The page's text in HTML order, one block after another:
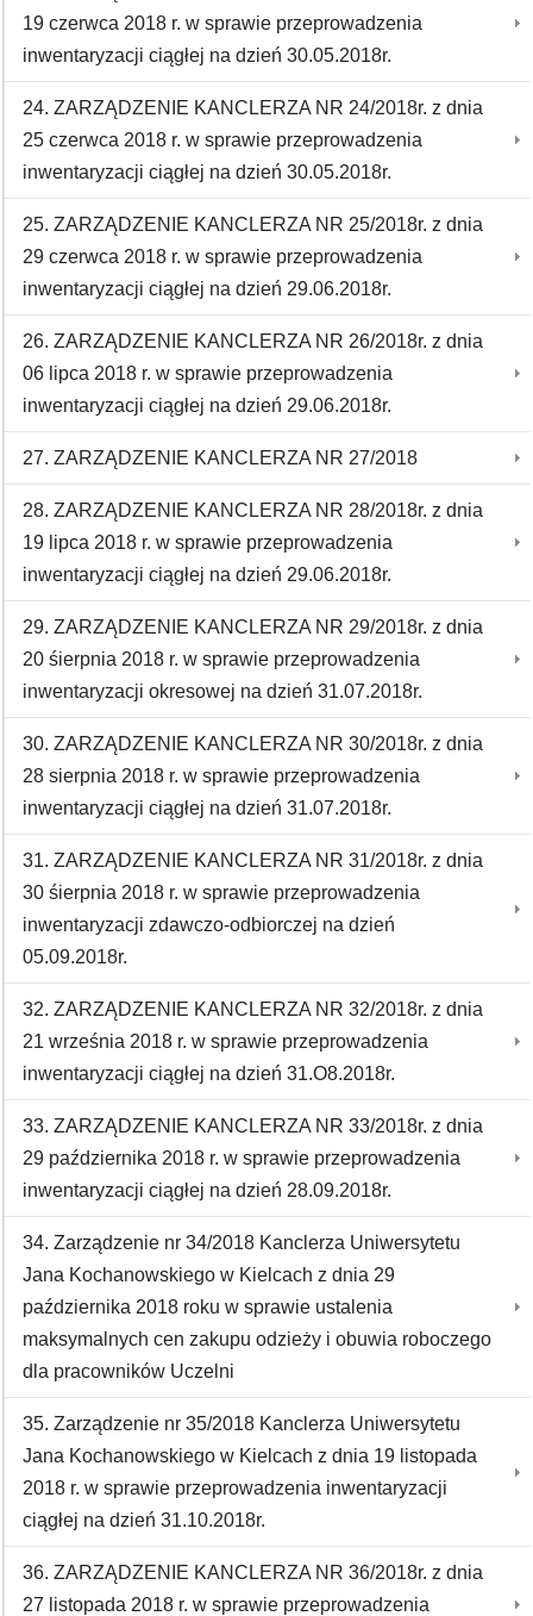
19 czerwca 2018 r. w sprawie przeprowadzenia
inwentaryzacji ciągłej na dzień 30.05.2018r.
24. ZARZĄDZENIE KANCLERZA NR 24/2018r. z dnia
25 czerwca 2018 r. w sprawie przeprowadzenia
inwentaryzacji ciągłej na dzień 30.05.2018r.
25. ZARZĄDZENIE KANCLERZA NR 25/2018r. z dnia
29 czerwca 2018 r. w sprawie przeprowadzenia
inwentaryzacji ciągłej na dzień 29.06.2018r.
26. ZARZĄDZENIE KANCLERZA NR 26/2018r. z dnia
06 lipca 2018 r. w sprawie przeprowadzenia
inwentaryzacji ciągłej na dzień 29.06.2018r.
27. ZARZĄDZENIE KANCLERZA NR 27/2018
28. ZARZĄDZENIE KANCLERZA NR 28/2018r. z dnia
19 lipca 2018 r. w sprawie przeprowadzenia
inwentaryzacji ciągłej na dzień 29.06.2018r.
29. ZARZĄDZENIE KANCLERZA NR 29/2018r. z dnia
20 śierpnia 2018 r. w sprawie przeprowadzenia
inwentaryzacji okresowej na dzień 31.07.2018r.
30. ZARZĄDZENIE KANCLERZA NR 30/2018r. z dnia
28 sierpnia 2018 r. w sprawie przeprowadzenia
inwentaryzacji ciągłej na dzień 31.07.2018r.
31. ZARZĄDZENIE KANCLERZA NR 31/2018r. z dnia
30 śierpnia 2018 r. w sprawie przeprowadzenia
inwentaryzacji zdawczo-odbiorczej na dzień
05.09.2018r.
32. ZARZĄDZENIE KANCLERZA NR 32/2018r. z dnia
21 września 2018 r. w sprawie przeprowadzenia
inwentaryzacji ciągłej na dzień 31.O8.2018r.
33. ZARZĄDZENIE KANCLERZA NR 33/2018r. z dnia
29 października 2018 r. w sprawie przeprowadzenia
inwentaryzacji ciągłej na dzień 28.09.2018r.
34. Zarządzenie nr 34/2018 Kanclerza Uniwersytetu
Jana Kochanowskiego w Kielcach z dnia 29
października 2018 roku w sprawie ustalenia
maksymalnych cen zakupu odzieży i obuwia roboczego
dla pracowników Uczelni
35. Zarządzenie nr 35/2018 Kanclerza Uniwersytetu
Jana Kochanowskiego w Kielcach z dnia 19 listopada
2018 r. w sprawie przeprowadzenia inwentaryzacji
ciągłej na dzień 31.10.2018r.
36. ZARZĄDZENIE KANCLERZA NR 36/2018r. z dnia
27 listopada 2018 r. w sprawie przeprowadzenia